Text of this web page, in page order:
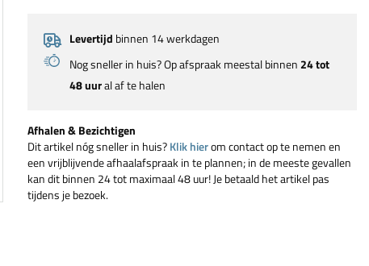
Levertijd binnen 14 werkdagen
Nog sneller in huis? Op afspraak meestal binnen 24 tot
48 uural af te halen
Afhalen & Bezichtigen
Dit artikel nóg sneller in huis?Klik hierom contact op te nemen en
een vrijblijvende afhaalafspraak in te plannen; in de meeste gevallen
kan dit binnen 24 tot maximaal 48 uur! Je betaald het artikel pas
tijdens je bezoek.